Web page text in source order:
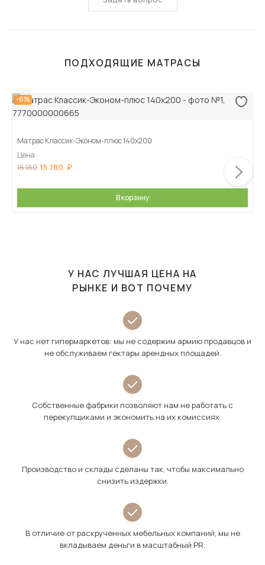
ПОДХОДЯЩИЕ МАТРАСЫ
-6%
Матрас Классик-Эконом-плюс 140х200
Цена
16 160 15 180
В корзину
У НАС ЛУЧШАЯ ЦЕНА НА
РЫНКЕ И ВОТ ПОЧЕМУ
У нас нет гипермаркетов: мы не содержим армию продавцов и
не обслуживаем гектары арендных площадей.
Собственные фабрики позволяют нам не работать с
перекупщиками и экономить на их комиссиях.
Производство и склады сделаны так, чтобы максимально
снизить издержки.
В отличие от раскрученных мебельных компаний, мы не
вкладываем деньги в масштабный PR.